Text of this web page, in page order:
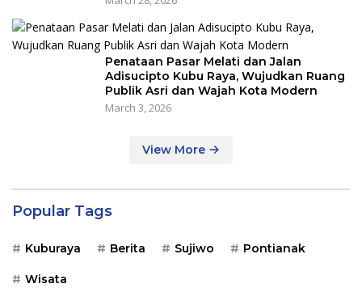
Penataan Pasar Melati dan Jalan
Adisucipto Kubu Raya, Wujudkan Ruang
Publik Asri dan Wajah Kota Modern
March 3, 2026
View More
Popular Tags
Kuburaya Berita Sujiwo Pontianak
Wisata